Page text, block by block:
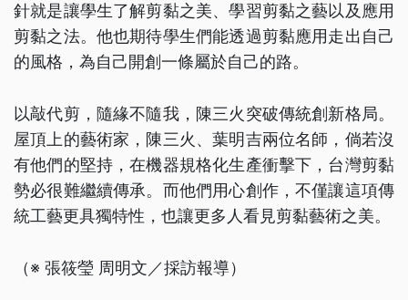
針就是讓學生了解剪黏之美、學習剪黏之藝以及應用
剪黏之法。他也期待學生們能透過剪黏應用走出自己
的風格，為自己開創一條屬於自己的路。
以敲代剪，隨緣不隨我，陳三火突破傳統創新格局。
屋頂上的藝術家，陳三火、葉明吉兩位名師，倘若沒
有他們的堅持，在機器規格化生產衝擊下，台灣剪黏
勢必很難繼續傳承。而他們用心創作，不僅讓這項傳
統工藝更具獨特性，也讓更多人看見剪黏藝術之美。
（※ 張筱瑩 周明文／採訪報導）